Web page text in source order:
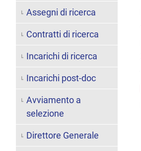
Assegni di ricerca
Contratti di ricerca
Incarichi di ricerca
Incarichi post-doc
Avviamento a
selezione
Direttore Generale